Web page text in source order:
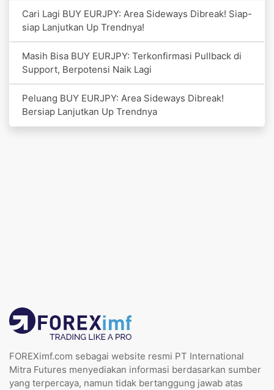
Cari Lagi BUY EURJPY: Area Sideways Dibreak! Siap-
siap Lanjutkan Up Trendnya!
Masih Bisa BUY EURJPY: Terkonfirmasi Pullback di
Support, Berpotensi Naik Lagi
Peluang BUY EURJPY: Area Sideways Dibreak!
Bersiap Lanjutkan Up Trendnya
FOREXimf.com sebagai website resmi PT International
Mitra Futures menyediakan informasi berdasarkan sumber
yang terpercaya, namun tidak bertanggung jawab atas